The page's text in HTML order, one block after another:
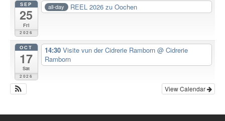
SEP
25
Fri
2026
all-day REEL 2026 zu Oochen
OCT
17
Sat
2026
14:30 Visite vun der Cidrerie Ramborn @ Cidrerie
Ramborn
View Calendar